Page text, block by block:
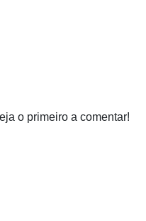
o primeiro a comentar!